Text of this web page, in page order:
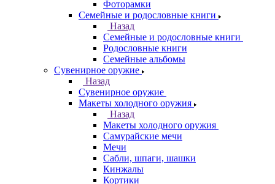
Фоторамки
Семейные и родословные книги
Назад
Семейные и родословные книги
Родословные книги
Семейные альбомы
Сувенирное оружие
Назад
Сувенирное оружие
Макеты холодного оружия
Назад
Макеты холодного оружия
Самурайские мечи
Мечи
Сабли, шпаги, шашки
Кинжалы
Кортики